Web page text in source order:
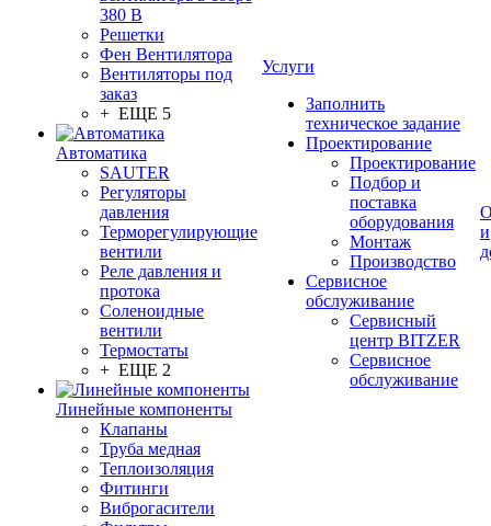
380 В
Решетки
Фен Вентилятора
Вентиляторы под
заказ
+ ЕЩЕ 5
Автоматика
SAUTER
Регуляторы
давления
Терморегулирующие
вентили
Реле давления и
протока
Соленоидные
вентили
Термостаты
+ ЕЩЕ 2
Линейные компоненты
Клапаны
Труба медная
Теплоизоляция
Фитинги
Виброгасители
Услуги
Заполнить
техническое задание
Проектирование
Проектирование
Подбор и
поставка
оборудования
Монтаж
Производство
Сервисное
обслуживание
Сервисный
центр BITZER
Сервисное
обслуживание
и